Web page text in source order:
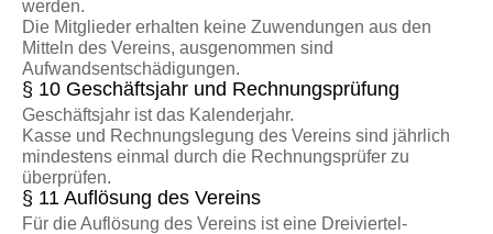
werden.
Die Mitglieder erhalten keine Zuwendungen aus den
Mitteln des Vereins, ausgenommen sind
Aufwandsentschädigungen.
§ 10 Geschäftsjahr und Rechnungsprüfung
Geschäftsjahr ist das Kalenderjahr.
Kasse und Rechnungslegung des Vereins sind jährlich
mindestens einmal durch die Rechnungsprüfer zu
überprüfen.
§ 11 Auflösung des Vereins
Für die Auflösung des Vereins ist eine Dreiviertel-